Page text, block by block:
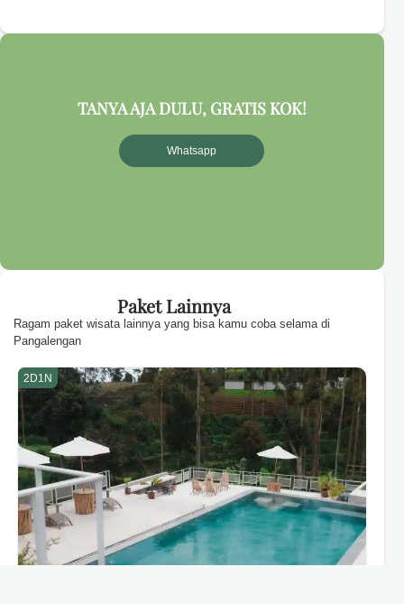
TANYA AJA DULU, GRATIS KOK!
Whatsapp
Paket Lainnya
Ragam paket wisata lainnya yang bisa kamu coba selama di
Pangalengan
2D1N